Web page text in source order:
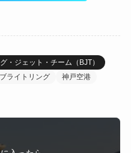
・ジェット・チーム（BJT）
ブライトリング
神戸空港